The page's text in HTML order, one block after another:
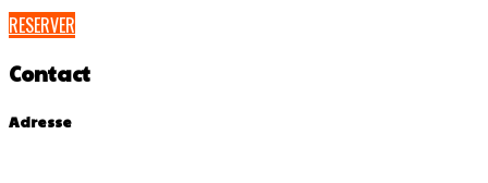
RESERVER
Contact
Adresse